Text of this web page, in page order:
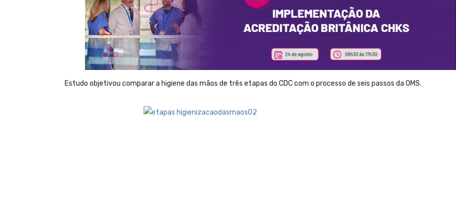
Estudo objetivou comparar a higiene das mãos de três etapas do CDC com o processo de seis passos da OMS.